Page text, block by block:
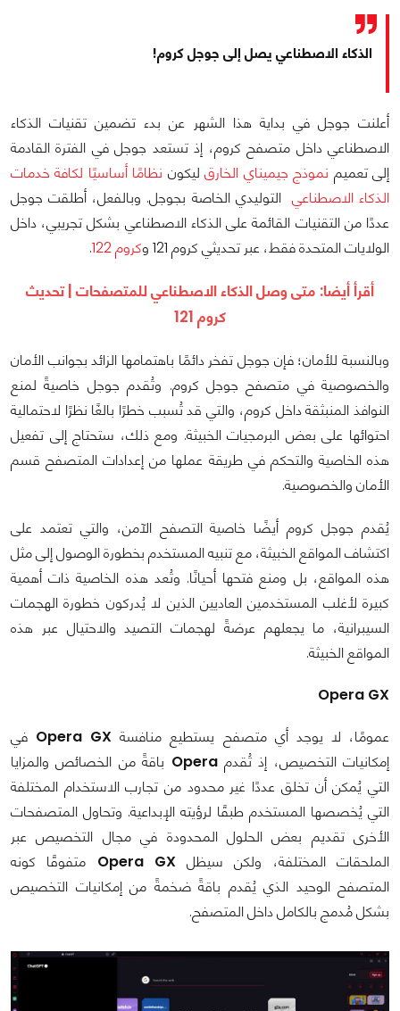
الذكاء الاصطناعي يصل إلى جوجل كروم!
أعلنت جوجل في بداية هذا الشهر عن بدء تضمين تقنيات الذكاء
الاصطناعي داخل متصفح كروم، إذ تستعد جوجل في الفترة القادمة
إلى تعميم نموذج جيميناي الخارقليكون نظامًا أساسيًا لكافة خدمات
الذكاء الاصطناعي التوليدي الخاصة بجوجل. وبالفعل، أطلقت جوجل
عددًا من التقنيات القائمة على الذكاء الاصطناعي بشكل تجريبي، داخل
الولايات المتحدة فقط، عبر تحديثي كروم 121 و
كروم 122 .
أقرأ أيضا: متى وصل الذكاء الاصطناعي للمتصفحات | تحديث
كروم 121
وبالنسبة للأمان؛ فإن جوجل تفخر دائمًا باهتمامها الزائد بجوانب الأمان
والخصوصية في متصفح جوجل كروم. وتُقدم جوجل خاصيةً لمنع
النوافذ المنبثقة داخل كروم، والتي قد تُسبب خطرًا بالغًا نظرًا لاحتمالية
احتوائها على بعض البرمجيات الخبيثة. ومع ذلك، ستحتاج إلى تفعيل
هذه الخاصية والتحكم في طريقة عملها من إعدادات المتصفح قسم
الأمان والخصوصية.
يُقدم جوجل كروم أيضًا خاصية التصفح الآمن، والتي تعتمد على
اكتشاف المواقع الخبيثة، مع تنبيه المستخدم بخطورة الوصول إلى مثل
هذه المواقع، بل ومنع فتحها أحيانًا. وتُعد هذه الخاصية ذات أهمية
كبيرة لأغلب المستخدمين العاديين الذين لا يُدركون خطورة الهجمات
السيبرانية، ما يجعلهم عرضةً لهجمات التصيد والاحتيال عبر هذه
المواقع الخبيثة.
Opera GX
عمومًا، لا يوجد أي متصفح يستطيع منافسة Opera GX في
إمكانيات التخصيص، إذ تُقدمOpera باقةً من الخصائص والمزايا
التي يُمكن أن تخلق عددًا غير محدود من تجارب الاستخدام المختلفة
التي يُخصصها المستخدم طبقًا لرؤيته الإبداعية. وتحاول المتصفحات
الأخرى تقديم بعض الحلول المحدودة في مجال التخصيص عبر
الملحقات المختلفة، ولكن سيظلOpera GX
متفوقًا كونه
المتصفح الوحيد الذي يُقدم باقةً ضخمةً من إمكانيات التخصيص
بشكل مُدمج بالكامل داخل المتصفح.